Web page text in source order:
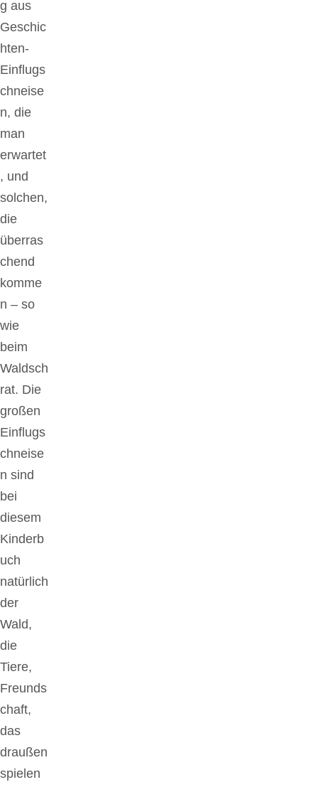
g aus
Geschic
hten-
Einflugs
chneise
n, die
man
erwartet
, und
solchen,
die
überras
chend
komme
n – so
wie
beim
Waldsch
rat. Die
großen
Einflugs
chneise
n sind
bei
diesem
Kinderb
uch
natürlich
der
Wald,
die
Tiere,
Freunds
chaft,
das
draußen
spielen